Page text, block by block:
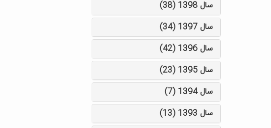
سال 1398 (38)
سال 1397 (34)
سال 1396 (42)
سال 1395 (23)
سال 1394 (7)
سال 1393 (13)